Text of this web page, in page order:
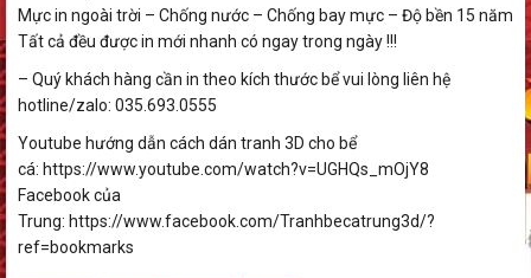
Mực in ngoài trời – Chống nước – Chống bay mực – Độ bền 15 năm
Tất cả đều được in mới nhanh có ngay trong ngày !!!
– Quý khách hàng cần in theo kích thước bể vui lòng liên hệ
hotline/zalo: 035.693.0555
Youtube hướng dẫn cách dán tranh 3D cho bể
cá: https://www.youtube.com/watch?v=UGHQs_mOjY8
Facebook của
Trung: https://www.facebook.com/Tranhbecatrung3d/?
ref=bookmarks